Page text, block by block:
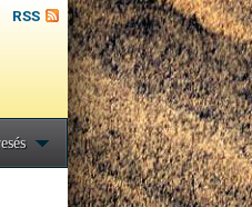
RSS